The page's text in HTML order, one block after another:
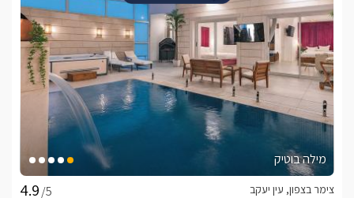
מילה בוטיק
/5
צימר בצפון, עין יעקב